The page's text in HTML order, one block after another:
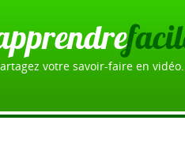
votre savoir-faire en